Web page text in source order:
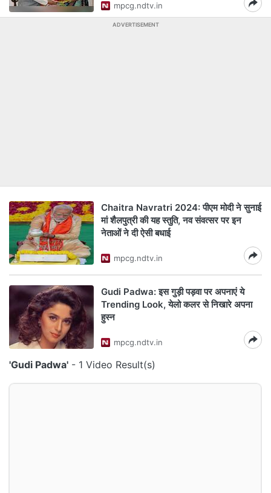
mpcg.ndtv.in
ADVERTISEMENT
Chaitra Navratri 2024: पीएम मोदी ने सुनाई
मां शैलपुत्री की यह स्तुति, नव संवत्सर पर इन
नेताओं ने दी ऐसी बधाई
mpcg.ndtv.in
Gudi Padwa: इस गुड़ी पड़वा पर अपनाएं ये
Trending Look, येलो कलर से निखारे अपना
हुस्न
mpcg.ndtv.in
'Gudi Padwa' - 1 Video Result(s)